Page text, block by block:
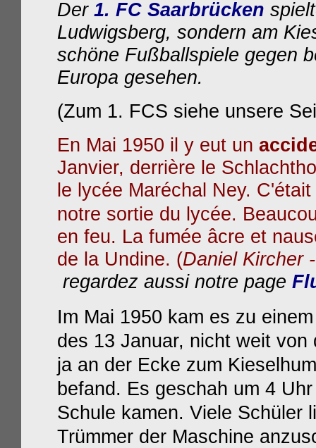
Der 1. FC Saarbrücken
Ludwigsberg, sondern am
schöne Fußballspiele gegen
Europa gesehen.
(Zum 1. FCS siehe unsere
En Mai 1950 il y eut un
Janvier, derrière le
le lycée Maréchal Ney.
notre sortie du lycée.
en feu. La fumée âcre et
de la Undine. (Daniel Kircher
regardez aussi notre page
Im Mai 1950 kam es zu
des 13 Januar, nicht weit
ja an der Ecke zum
befand. Es geschah um 4
Schule kamen. Viele Schüler
Trümmer der Maschine